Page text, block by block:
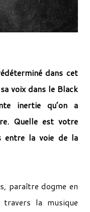
dans cet
voix dans le Black
inertie qu’on a
Quelle est votre
entre la voie de la
paraître dogme en
travers la musique